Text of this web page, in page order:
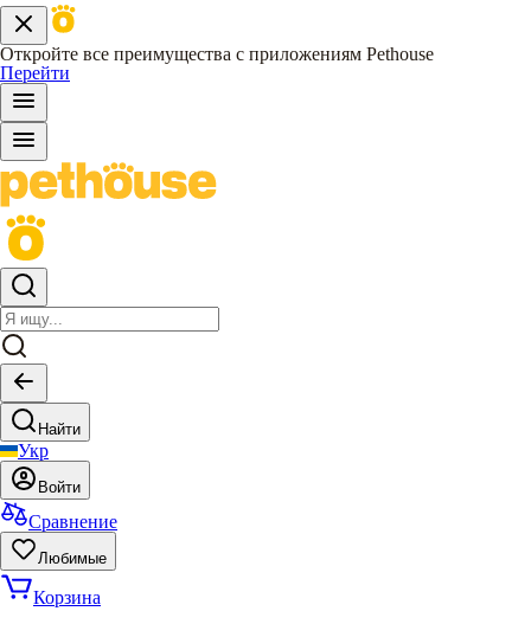
Откройте все преимущества с приложениям Pethouse
Перейти
Найти
Укр
Войти
Сравнение
Любимые
Корзина